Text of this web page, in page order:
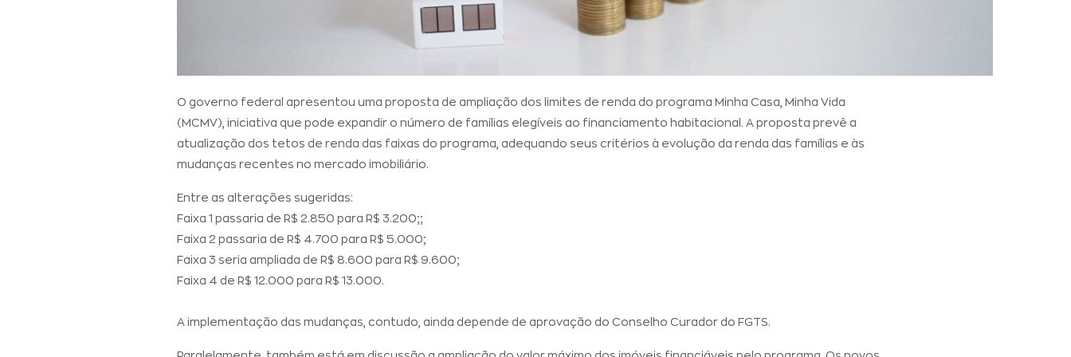
O governo federal apresentou uma proposta de ampliação dos limites de renda do programa Minha Casa, Minha Vida
(MCMV), iniciativa que pode expandir o número de famílias elegíveis ao financiamento habitacional. A proposta prevê a
atualização dos tetos de renda das faixas do programa, adequando seus critérios à evolução da renda das famílias e às
mudanças recentes no mercado imobiliário.
Entre as alterações sugeridas:
Faixa 1 passaria de R$ 2.850 para R$ 3.200;;
Faixa 2 passaria de R$ 4.700 para R$ 5.000;
Faixa 3 seria ampliada de R$ 8.600 para R$ 9.600;
Faixa 4 de R$ 12.000 para R$ 13.000.
A implementação das mudanças, contudo, ainda depende de aprovação do Conselho Curador do FGTS.